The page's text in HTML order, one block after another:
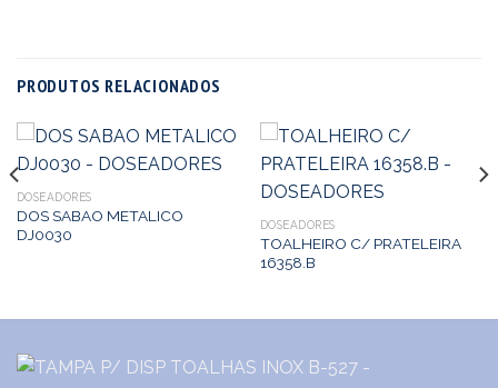
PRODUTOS RELACIONADOS
DOSEADORES
DOS SABAO METALICO
DJ0030
DOSEADORES
TOALHEIRO C/ PRATELEIRA
16358.B